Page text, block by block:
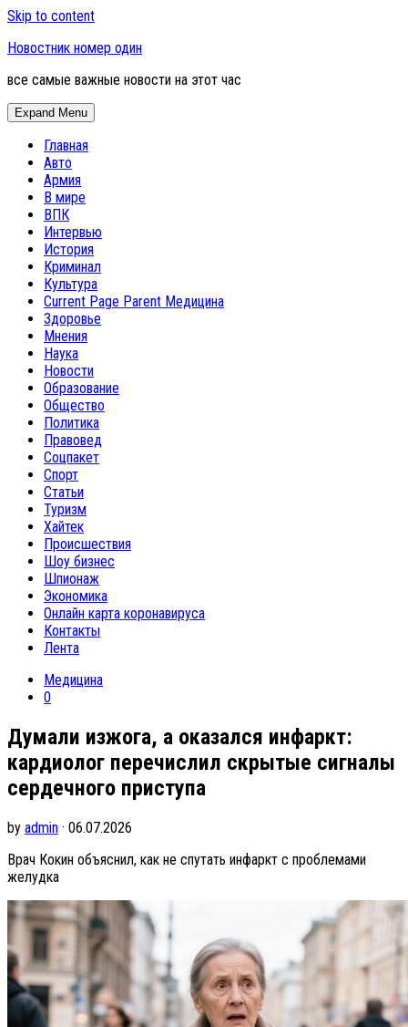
Skip to content
Новостник номер один
все самые важные новости на этот час
Expand Menu
Главная
Авто
Армия
В мире
ВПК
Интервью
История
Криминал
Культура
Current Page Parent Медицина
Здоровье
Мнения
Наука
Новости
Образование
Общество
Политика
Правовед
Соцпакет
Спорт
Статьи
Туризм
Хайтек
Происшествия
Шоу бизнес
Шпионаж
Экономика
Онлайн карта коронавируса
Контакты
Лента
Медицина
0
Думали изжога, а оказался инфаркт:
кардиолог перечислил скрытые сигналы
сердечного приступа
by admin · 06.07.2026
Врач Кокин объяснил, как не спутать инфаркт с проблемами
желудка